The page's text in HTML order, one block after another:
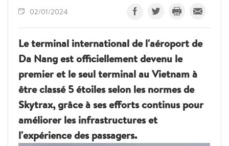
02/01/2024
Le terminal international de l'aéroport de
Da Nang est officiellement devenu le
premier et le seul terminal au Vietnam à
être classé 5 étoiles selon les normes de
Skytrax, grâce à ses efforts continus pour
améliorer les infrastructures et
l'expérience des passagers.